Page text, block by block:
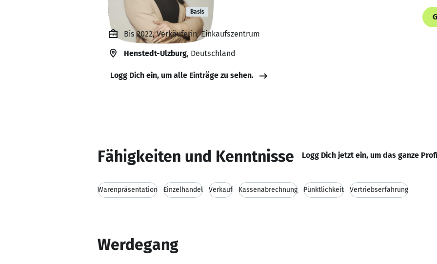
Helen Breus Basis
Bis 2022, Verkäuferin, Einkaufszentrum
Henstedt-Ulzburg, Deutschland
Logg Dich ein, um alle Einträge zu sehen.
Fähigkeiten und Kenntnisse Logg Dich jetzt ein, um das ganze
Warenpräsentation Einzelhandel Verkauf Kassenabrechnung Pünktlichkeit Vertriebserfahrung
Werdegang